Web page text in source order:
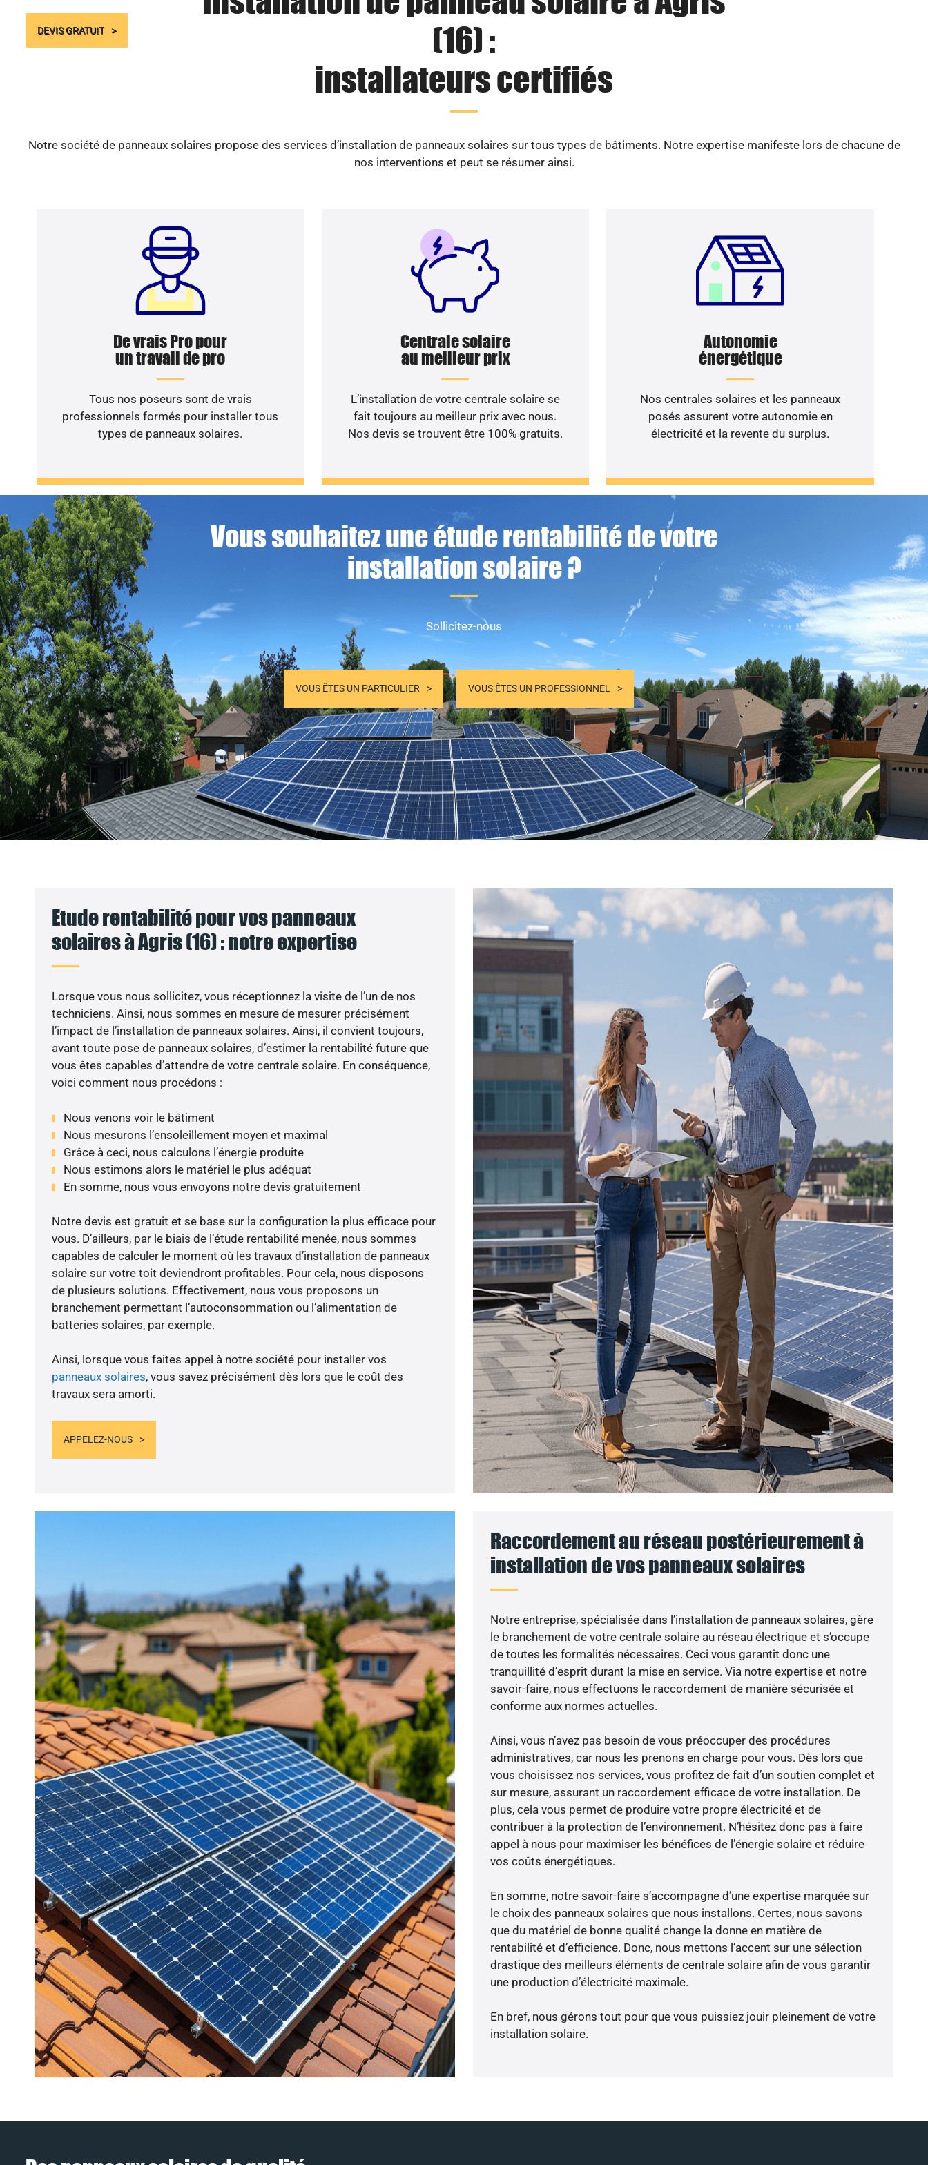
DEVIS GRATUIT
(16) :
installateurs certifiés
Notre société de panneaux solaires propose des services d’installation de panneaux solaires sur tous types de bâtiments. Notre expertise manifeste lors de chacune de
nos interventions et peut se résumer ainsi.
De vrais Pro pour
un travail de pro
Tous nos poseurs sont de vrais
professionnels formés pour installer tous
types de panneaux solaires.
Centrale solaire
au meilleur prix
L’installation de votre centrale solaire se
fait toujours au meilleur prix avec nous.
Nos devis se trouvent être 100% gratuits.
Autonomie
énergétique
Nos centrales solaires et les panneaux
posés assurent votre autonomie en
électricité et la revente du surplus.
Vous souhaitez une étude rentabilité de votre
installation solaire ?
Sollicitez-nous
VOUS ÊTES UN PARTICULIER VOUS ÊTES UN PROFESSIONNEL
Etude rentabilité pour vos panneaux
solaires à Agris (16) : notre expertise
Lorsque vous nous sollicitez, vous réceptionnez la visite de l’un de nos
techniciens. Ainsi, nous sommes en mesure de mesurer précisément
l’impact de l’installation de panneaux solaires. Ainsi, il convient toujours,
avant toute pose de panneaux solaires, d’estimer la rentabilité future que
vous êtes capables d’attendre de votre centrale solaire. En conséquence,
voici comment nous procédons :
Nous venons voir le bâtiment
Nous mesurons l’ensoleillement moyen et maximal
Grâce à ceci, nous calculons l’énergie produite
Nous estimons alors le matériel le plus adéquat
En somme, nous vous envoyons notre devis gratuitement
Notre devis est gratuit et se base sur la configuration la plus efficace pour
vous. D’ailleurs, par le biais de l’étude rentabilité menée, nous sommes
capables de calculer le moment où les travaux d’installation de panneaux
solaire sur votre toit deviendront profitables. Pour cela, nous disposons
de plusieurs solutions. Effectivement, nous vous proposons un
branchement permettant l’autoconsommation ou l’alimentation de
batteries solaires, par exemple.
Ainsi, lorsque vous faites appel à notre société pour installer vos
panneaux solaires, vous savez précisément dès lors que le coût des
travaux sera amorti.
APPELEZ-NOUS
Raccordement au réseau postérieurement à
installation de vos panneaux solaires
Notre entreprise, spécialisée dans l’installation de panneaux solaires, gère
le branchement de votre centrale solaire au réseau électrique et s’occupe
de toutes les formalités nécessaires. Ceci vous garantit donc une
tranquillité d’esprit durant la mise en service. Via notre expertise et notre
savoir-faire, nous effectuons le raccordement de manière sécurisée et
conforme aux normes actuelles.
Ainsi, vous n’avez pas besoin de vous préoccuper des procédures
administratives, car nous les prenons en charge pour vous. Dès lors que
vous choisissez nos services, vous profitez de fait d’un soutien complet et
sur mesure, assurant un raccordement efficace de votre installation. De
plus, cela vous permet de produire votre propre électricité et de
contribuer à la protection de l’environnement. N’hésitez donc pas à faire
appel à nous pour maximiser les bénéfices de l’énergie solaire et réduire
vos coûts énergétiques.
En somme, notre savoir-faire s’accompagne d’une expertise marquée sur
le choix des panneaux solaires que nous installons. Certes, nous savons
que du matériel de bonne qualité change la donne en matière de
rentabilité et d’efficience. Donc, nous mettons l’accent sur une sélection
drastique des meilleurs éléments de centrale solaire afin de vous garantir
une production d’électricité maximale.
En bref, nous gérons tout pour que vous puissiez jouir pleinement de votre
installation solaire.